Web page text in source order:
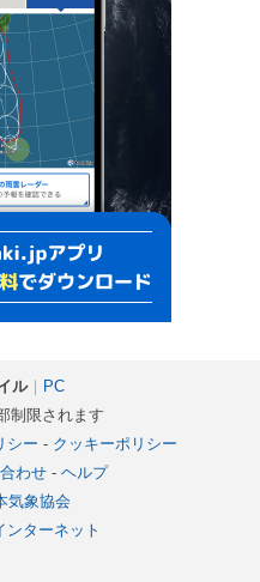
ル｜ PC
制限されます
シー - クッキーポリシー
わせ- ヘルプ
気象協会
ンターネット